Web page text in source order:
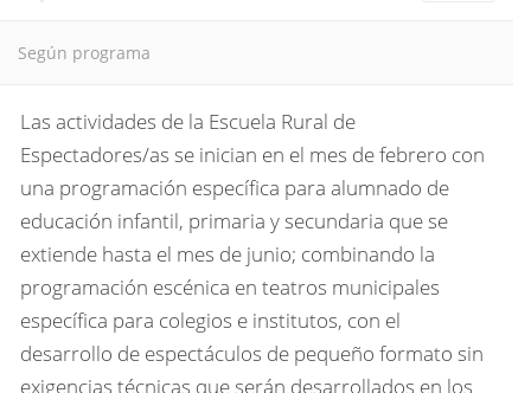
Según programa
Las actividades de la Escuela Rural de
Espectadores/as se inician en el mes de febrero con
una programación específica para alumnado de
educación infantil, primaria y secundaria que se
extiende hasta el mes de junio; combinando la
programación escénica en teatros municipales
específica para colegios e institutos, con el
desarrollo de espectáculos de pequeño formato sin
exigencias técnicas que serán desarrollados en los